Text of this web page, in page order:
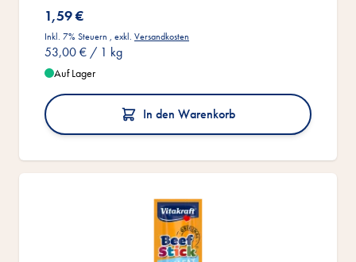
1,59 €
Inkl. 7% Steuern , exkl. Versandkosten
53,00 € / 1 kg
Auf Lager
In den Warenkorb